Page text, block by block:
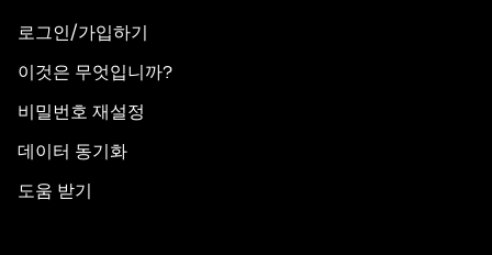
로그인/가입하기
이것은 무엇입니까?
비밀번호 재설정
데이터 동기화
도움 받기